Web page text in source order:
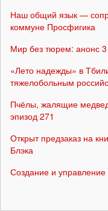
Наш общий язык —
коммуне Просфигика
Мир без тюрем: анонс
«Лето надежды» в
тяжелобольным
Пчёлы, жалящие
эпизод 271
Открыт предзаказ на
Блэка
Создание и